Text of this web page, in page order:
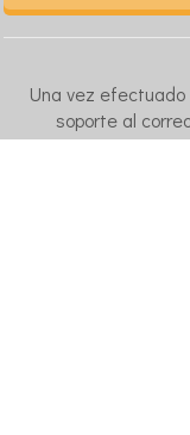
Una vez
soporte al